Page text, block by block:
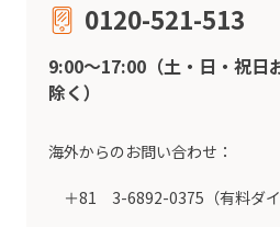
0120-521-513
9:00～17:00（土・日・祝日
除く）
海外からのお問い合わせ：
＋81 3-6892-0375（有料ダイ